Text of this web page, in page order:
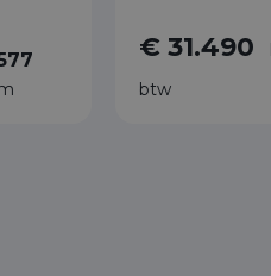
€ 31.490
btw